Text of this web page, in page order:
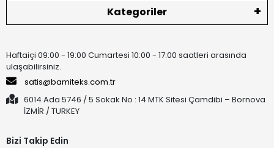
Kategoriler
Haftaiçi 09:00 - 19:00 Cumartesi 10:00 - 17:00 saatleri arasında
ulaşabilirsiniz.
satis@bamiteks.com.tr
6014 Ada 5746 / 5 Sokak No : 14 MTK Sitesi Çamdibi – Bornova
İZMİR / TURKEY
Bizi Takip Edin